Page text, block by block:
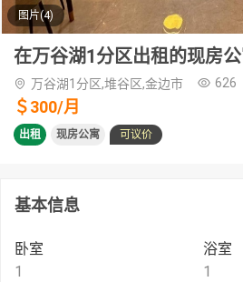
图片(4)
在万谷湖1分区出租的现房
万谷湖1分区,堆谷区,金边市 626
＄300/月
出租 现房公寓 可议价
基本信息
卧室
1
浴室
1